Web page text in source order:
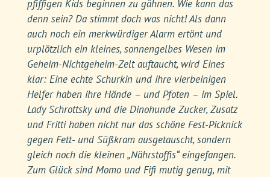
pfiffigen Kids beginnen zu gähnen. Wie kann das
denn sein? Da stimmt doch was nicht! Als dann
auch noch ein merkwürdiger Alarm ertönt und
urplötzlich ein kleines, sonnengelbes Wesen im
Geheim-Nichtgeheim-Zelt auftaucht, wird Eines
klar: Eine echte Schurkin und ihre vierbeinigen
Helfer haben ihre Hände – und Pfoten – im Spiel.
Lady Schrottsky und die Dinohunde Zucker, Zusatz
und Fritti haben nicht nur das schöne Fest-Picknick
gegen Fett- und Süßkram ausgetauscht, sondern
gleich noch die kleinen „Nährstoffis“ eingefangen.
Zum Glück sind Momo und Fifi mutig genug, mit